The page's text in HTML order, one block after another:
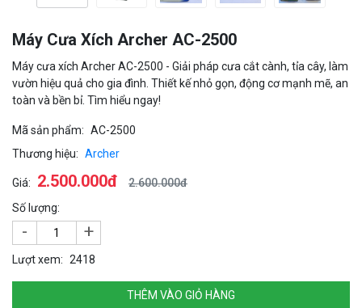
Máy Cưa Xích Archer AC-2500
Máy cưa xích Archer AC-2500 - Giải pháp cưa cắt cành, tỉa cây, làm
vườn hiệu quả cho gia đình. Thiết kế nhỏ gọn, động cơ mạnh mẽ, an
toàn và bền bỉ. Tìm hiểu ngay!
Mã sản phẩm: AC-2500
Thương hiệu: Archer
Giá: 2.500.000đ
2.600.000đ
Số lượng:
- +
Lượt xem: 2418
THÊM VÀO GIỎ HÀNG